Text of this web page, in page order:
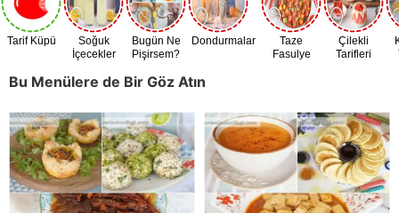
Tarif Küpü
Soğuk
İçecekler
Bugün Ne
Pişirsem?
Dondurmalar
Taze
Fasulye
Çilekli
Tarifleri
Bu Menülere de Bir Göz Atın